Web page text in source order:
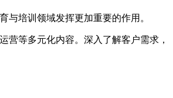
与培训领域发挥更加重要的作用。
等多元化内容。深入了解客户需求，